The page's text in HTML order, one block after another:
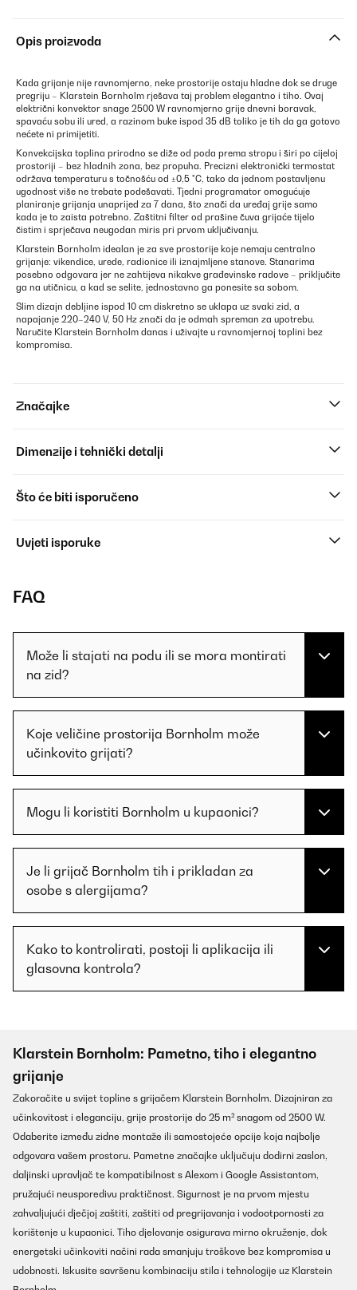
Opis proizvoda
Kada grijanje nije ravnomjerno, neke prostorije ostaju hladne dok se druge
pregriju – Klarstein Bornholm rješava taj problem elegantno i tiho. Ovaj
električni konvektor snage 2500 W ravnomjerno grije dnevni boravak,
spavaću sobu ili ured, a razinom buke ispod 35 dB toliko je tih da ga gotovo
nećete ni primijetiti.
Konvekcijska toplina prirodno se diže od poda prema stropu i širi po cijeloj
prostoriji – bez hladnih zona, bez propuha. Precizni elektronički termostat
održava temperaturu s točnošću od ±0,5 °C, tako da jednom postavljenu
ugodnost više ne trebate podešavati. Tjedni programator omogućuje
planiranje grijanja unaprijed za 7 dana, što znači da uređaj grije samo
kada je to zaista potrebno. Zaštitni filter od prašine čuva grijaće tijelo
čistim i sprječava neugodan miris pri prvom uključivanju.
Klarstein Bornholm idealan je za sve prostorije koje nemaju centralno
grijanje: vikendice, urede, radionice ili iznajmljene stanove. Stanarima
posebno odgovara jer ne zahtijeva nikakve građevinske radove – priključite
ga na utičnicu, a kad se selite, jednostavno ga ponesite sa sobom.
Slim dizajn debljine ispod 10 cm diskretno se uklapa uz svaki zid, a
napajanje 220–240 V, 50 Hz znači da je odmah spreman za upotrebu.
Naručite Klarstein Bornholm danas i uživajte u ravnomjernoj toplini bez
kompromisa.
Značajke
Dimenzije i tehnički detalji
Što će biti isporučeno
Uvjeti isporuke
FAQ
Može li stajati na podu ili se mora montirati
na zid?
Koje veličine prostorija Bornholm može
učinkovito grijati?
Mogu li koristiti Bornholm u kupaonici?
Je li grijač Bornholm tih i prikladan za
osobe s alergijama?
Kako to kontrolirati, postoji li aplikacija ili
glasovna kontrola?
Klarstein Bornholm: Pametno, tiho i elegantno
grijanje
Zakoračite u svijet topline s grijačem Klarstein Bornholm. Dizajniran za
učinkovitost i eleganciju, grije prostorije do 25 m² snagom od 2500 W.
Odaberite između zidne montaže ili samostojeće opcije koja najbolje
odgovara vašem prostoru. Pametne značajke uključuju dodirni zaslon,
daljinski upravljač te kompatibilnost s Alexom i Google Assistantom,
pružajući neusporedivu praktičnost. Sigurnost je na prvom mjestu
zahvaljujući dječjoj zaštiti, zaštiti od pregrijavanja i vodootpornosti za
korištenje u kupaonici. Tiho djelovanje osigurava mirno okruženje, dok
energetski učinkoviti načini rada smanjuju troškove bez kompromisa u
udobnosti. Iskusite savršenu kombinaciju stila i tehnologije uz Klarstein